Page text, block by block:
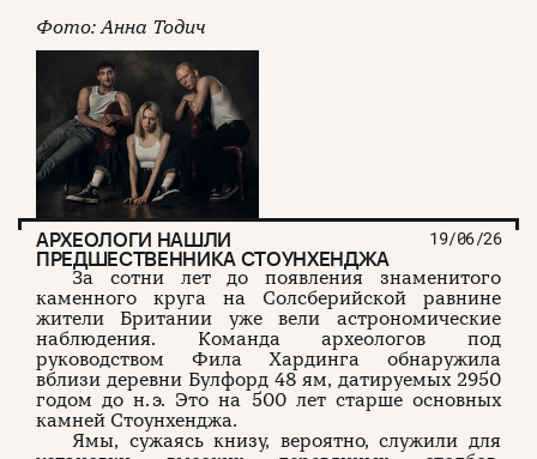
Фото: Анна Тодич
АРХЕОЛОГИ НАШЛИ
ПРЕДШЕСТВЕННИКА СТОУНХЕНДЖА
19/06/26
За сотни лет до появления знаменитого
каменного круга на Солсберийской равнине
жители Британии уже вели астрономические
наблюдения. Команда археологов под
руководством Фила Хардинга обнаружила
вблизи деревни Булфорд 48 ям, датируемых 2950
годом до н. э. Это на 500 лет старше основных
камней Стоунхенджа.
Ямы, сужаясь книзу, вероятно, служили для
О проекте
Команда
ЧТИВО ДОМ
YouTube
Telegram
Рекламодателям